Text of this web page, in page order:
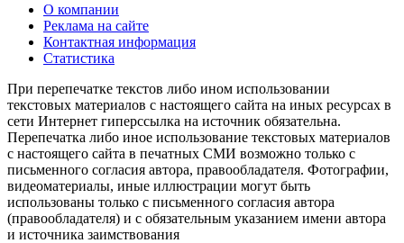
О компании
Реклама на сайте
Контактная информация
Статистика
При перепечатке текстов либо ином использовании
текстовых материалов с настоящего сайта на иных ресурсах в
сети Интернет гиперссылка на источник обязательна.
Перепечатка либо иное использование текстовых материалов
с настоящего сайта в печатных СМИ возможно только с
письменного согласия автора, правообладателя. Фотографии,
видеоматериалы, иные иллюстрации могут быть
использованы только с письменного согласия автора
(правообладателя) и с обязательным указанием имени автора
и источника заимствования